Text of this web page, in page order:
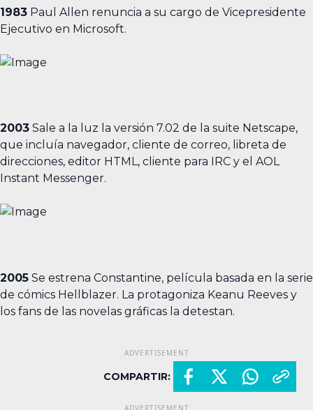
1983 Paul Allen renuncia a su cargo de Vicepresidente
Ejecutivo en Microsoft.
2003 Sale a la luz la versión 7.02 de la suite Netscape,
que incluía navegador, cliente de correo, libreta de
direcciones, editor HTML, cliente para IRC y el AOL
Instant Messenger.
2005 Se estrena Constantine, película basada en la serie
de cómics Hellblazer. La protagoniza Keanu Reeves y
los fans de las novelas gráficas la detestan.
COMPARTIR: